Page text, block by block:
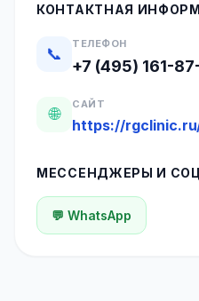
КОНТАКТНАЯ
📞
ТЕЛЕФОН
+7 (495) 161-
🌐
САЙТ
https://
МЕССЕНДЖЕРЫ И
💬 WhatsApp